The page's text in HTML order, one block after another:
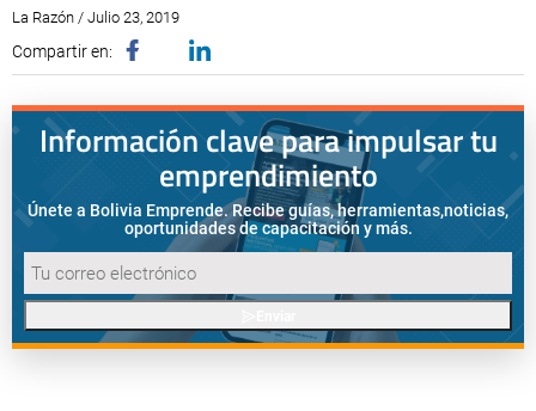
La Razón / Julio 23, 2019
Compartir en:
Información clave para impulsar tu
emprendimiento
Únete a Bolivia Emprende. Recibe guías, herramientas,noticias,
oportunidades de capacitación y más.